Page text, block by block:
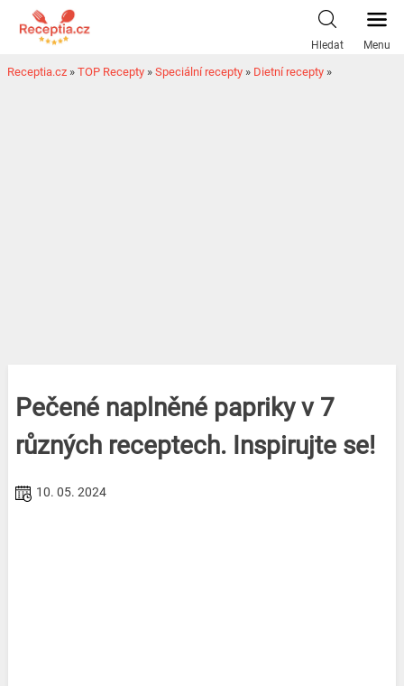
Hledat Menu
Receptia.cz » TOP Recepty » Speciální recepty » Dietní recepty »
Pečené naplněné papriky v 7
různých receptech. Inspirujte se!
10. 05. 2024